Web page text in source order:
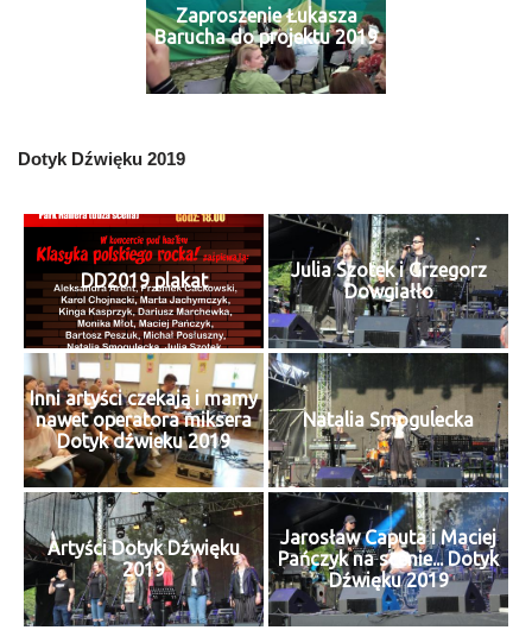
Zaproszenie Łukasza
Barucha do projektu 2019
Dotyk Dźwięku 2019
DD2019 plakat
Julia Szotek i Grzegorz
Dowgiałło
Inni artyści czekają i mamy
nawet operatora miksera
Dotyk dźwieku 2019
Natalia Smogulecka
Artyści Dotyk Dźwięku
2019
Jarosław Caputa i Maciej
Pańczyk na scenie... Dotyk
Dźwięku 2019